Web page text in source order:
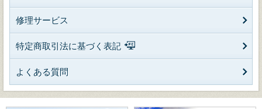
修理サービス
特定商取引法に基づく表記
よくある質問